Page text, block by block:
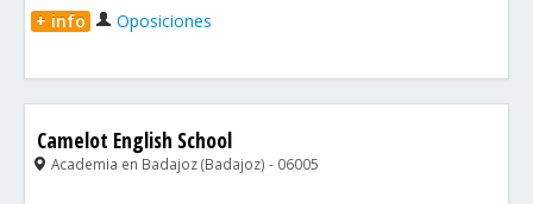
+ info Oposiciones
Camelot English School
Academia en Badajoz (Badajoz) - 06005